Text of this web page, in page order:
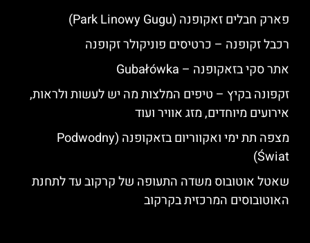
פארק חבלים זאקופנה (Park Linowy Gugu)
רכבל זקופנה – כרטיסים פוניקולר זקופנה
אתר סקי בזאקופנה – Gubałówka
זקפונה בקיץ – טיפים המלצות מה יש לעשות ולראות,
אירועים מיוחדים, מזג אוויר ועוד
מצפה תת ימי ואקווריום בזאקופנה (Podwodny
Świat)
שאטל אוטובוס משדה התעופה של קרקוב עד לתחנת
האוטובוסים המרכזית בקרקוב